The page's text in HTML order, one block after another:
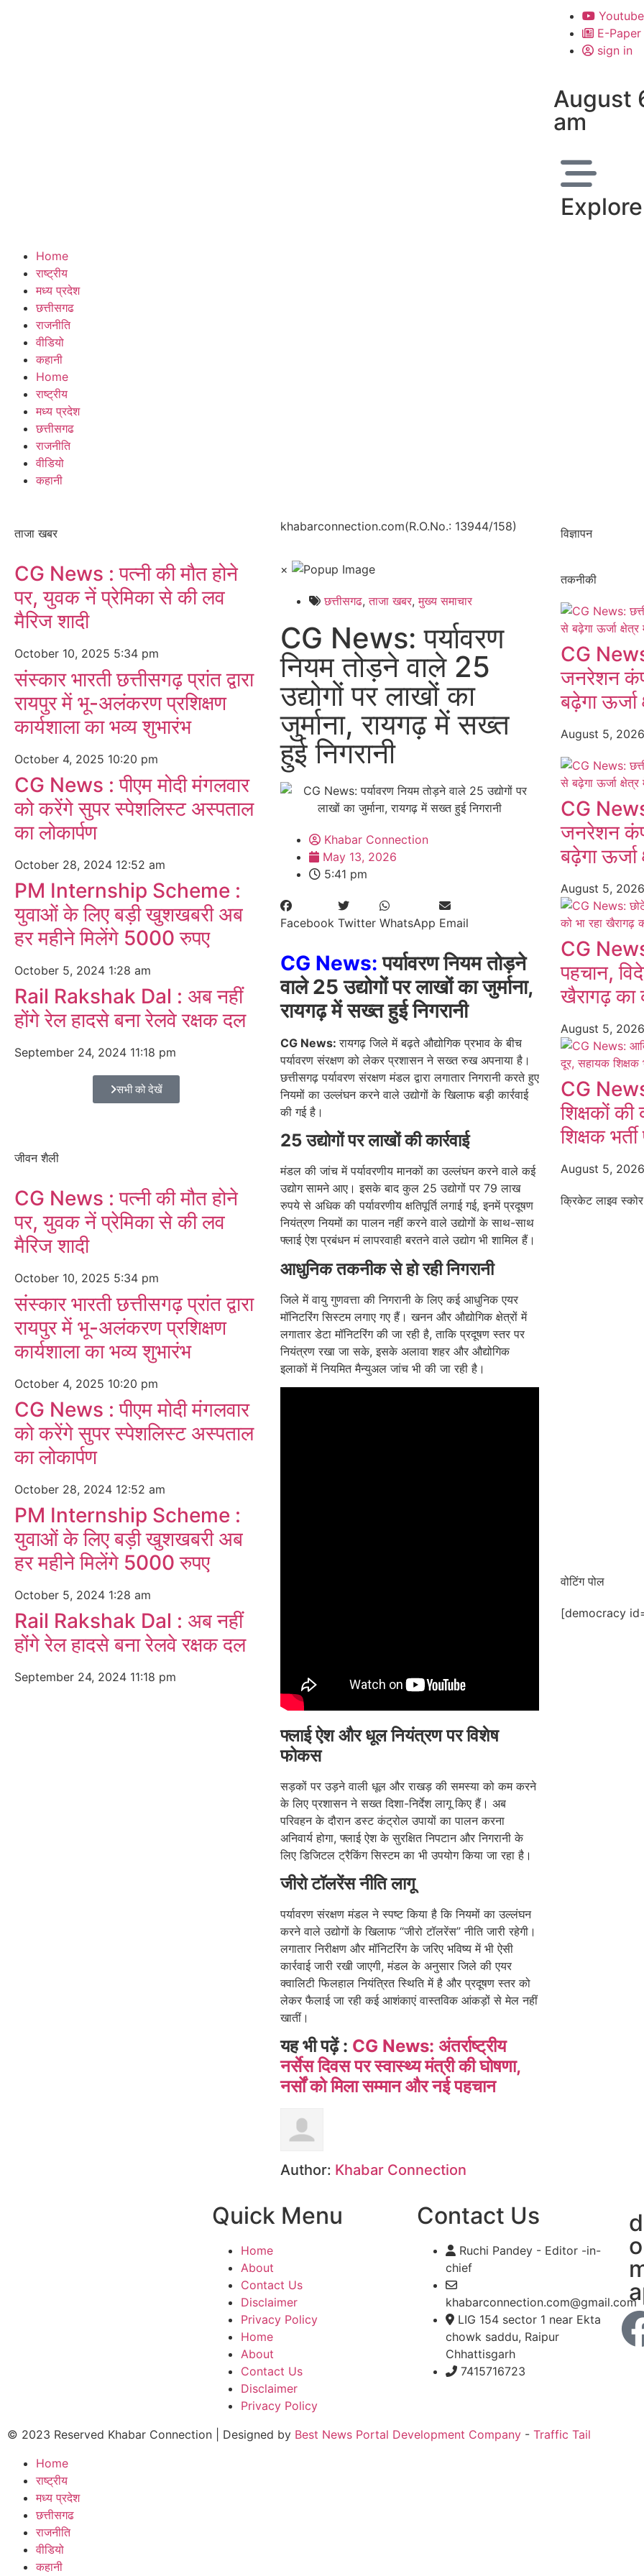
Youtube
E-Paper
sign in
August
am
Explore
Home
राष्ट्रीय
मध्य प्रदेश
छत्तीसगढ
राजनीति
वीडियो
कहानी
Home
राष्ट्रीय
मध्य प्रदेश
छत्तीसगढ
राजनीति
वीडियो
कहानी
ताजा खबर
CG News : पत्नी की मौत होने
पर, युवक नें प्रेमिका से की लव
मैरिज शादी
October 10, 2025 5:34 pm
संस्कार भारती छत्तीसगढ़ प्रांत द्वारा
रायपुर में भू-अलंकरण प्रशिक्षण
कार्यशाला का भव्य शुभारंभ
October 4, 2025 10:20 pm
CG News : पीएम मोदी मंगलवार
को करेंगे सुपर स्पेशलिस्ट अस्पताल
का लोकार्पण
October 28, 2024 12:52 am
PM Internship Scheme :
युवाओं के लिए बड़ी खुशखबरी अब
हर महीने मिलेंगे 5000 रुपए
October 5, 2024 1:28 am
Rail Rakshak Dal : अब नहीं
होंगे रेल हादसे बना रेलवे रक्षक दल
September 24, 2024 11:18 pm
सभी को देखें
जीवन शैली
CG News : पत्नी की मौत होने
पर, युवक नें प्रेमिका से की लव
मैरिज शादी
October 10, 2025 5:34 pm
संस्कार भारती छत्तीसगढ़ प्रांत द्वारा
रायपुर में भू-अलंकरण प्रशिक्षण
कार्यशाला का भव्य शुभारंभ
October 4, 2025 10:20 pm
CG News : पीएम मोदी मंगलवार
को करेंगे सुपर स्पेशलिस्ट अस्पताल
का लोकार्पण
October 28, 2024 12:52 am
PM Internship Scheme :
युवाओं के लिए बड़ी खुशखबरी अब
हर महीने मिलेंगे 5000 रुपए
October 5, 2024 1:28 am
Rail Rakshak Dal : अब नहीं
होंगे रेल हादसे बना रेलवे रक्षक दल
September 24, 2024 11:18 pm
khabarconnection.com(R.O.No.: 13944/158)
×
छत्तीसगढ,ताजा खबर,मुख्य समाचार​
CG News: पर्यावरण
नियम तोड़ने वाले 25
उद्योगों पर लाखों का
जुर्माना, रायगढ़ में सख्त
हुई निगरानी
Khabar Connection
May 13, 2026
5:41 pm
Facebook Twitter WhatsApp Email
CG News:पर्यावरण नियम तोड़ने
वाले 25 उद्योगों पर लाखों का जुर्माना,
रायगढ़ में सख्त हुई निगरानी
CG News:रायगढ़ जिले में बढ़ते औद्योगिक प्रभाव के बीच
पर्यावरण संरक्षण को लेकर प्रशासन ने सख्त रुख अपनाया है।
छत्तीसगढ़ पर्यावरण संरक्षण मंडल द्वारा लगातार निगरानी करते हुए
नियमों का उल्लंघन करने वाले उद्योगों के खिलाफ बड़ी कार्रवाई
की गई है।
25 उद्योगों पर लाखों की कार्रवाई
मंडल की जांच में पर्यावरणीय मानकों का उल्लंघन करने वाले कई
उद्योग सामने आए। इसके बाद कुल 25 उद्योगों पर 79 लाख
रुपये से अधिक की पर्यावरणीय क्षतिपूर्ति लगाई गई, इनमें प्रदूषण
नियंत्रण नियमों का पालन नहीं करने वाले उद्योगों के साथ-साथ
फ्लाई ऐश प्रबंधन मं लापरवाही बरतने वाले उद्योग भी शामिल हैं।
आधुनिक तकनीक से हो रही निगरानी
जिले में वायु गुणवत्ता की निगरानी के लिए कई आधुनिक एयर
मॉनिटरिंग सिस्टम लगाए गए हैं। खनन और औद्योगिक क्षेत्रों में
लगातार डेटा मॉनिटरिंग की जा रही है, ताकि प्रदूषण स्तर पर
नियंत्रण रखा जा सके, इसके अलावा शहर और औद्योगिक
इलाकों में नियमित मैन्युअल जांच भी की जा रही है।
फ्लाई ऐश और धूल नियंत्रण पर विशेष
फोकस
सड़कों पर उड़ने वाली धूल और राखड़ की समस्या को कम करने
के लिए प्रशासन ने सख्त दिशा-निर्देश लागू किए हैं। अब
परिवहन के दौरान डस्ट कंट्रोल उपायों का पालन करना
अनिवार्य होगा, फ्लाई ऐश के सुरक्षित निपटान और निगरानी के
लिए डिजिटल ट्रैकिंग सिस्टम का भी उपयोग किया जा रहा है।
जीरो टॉलरेंस नीति लागू
पर्यावरण संरक्षण मंडल ने स्पष्ट किया है कि नियमों का उल्लंघन
करने वाले उद्योगों के खिलाफ “जीरो टॉलरेंस” नीति जारी रहेगी।
लगातार निरीक्षण और मॉनिटरिंग के जरिए भविष्य में भी ऐसी
कार्रवाई जारी रखी जाएगी, मंडल के अनुसार जिले की एयर
क्वालिटी फिलहाल नियंत्रित स्थिति में है और प्रदूषण स्तर को
लेकर फैलाई जा रही कई आशंकाएं वास्तविक आंकड़ों से मेल नहीं
खातीं।
यह भी पढ़ें : CG News: अंतर्राष्ट्रीय
नर्सेस दिवस पर स्वास्थ्य मंत्री की घोषणा,
नर्सों को मिला सम्मान और नई पहचान
Author: Khabar Connection
विज्ञापन
तकनीकी
CG
जनरेशन
बढ़ेगा
August 5,
CG
जनरेशन
बढ़ेगा
August 5,
CG
पहचान,
खैरागढ़ का
August 5,
CG
शिक्षकों
शिक्षक
August 5,
क्रिकेट लाइव स्कोर
वोटिंग पोल
[democracy
Quick Menu
Home
About
Contact Us
Disclaimer
Privacy Policy
Home
About
Contact Us
Disclaimer
Privacy Policy
Contact Us
Ruchi Pandey - Editor -in-
chief
khabarconnection.com@gmail.com
LIG 154 sector 1 near Ekta
chowk saddu, Raipur
Chhattisgarh
7415716723
© 2023 Reserved Khabar Connection | Designed by Best News Portal Development Company - Traffic Tail
Home
राष्ट्रीय
मध्य प्रदेश
छत्तीसगढ
राजनीति
वीडियो
कहानी